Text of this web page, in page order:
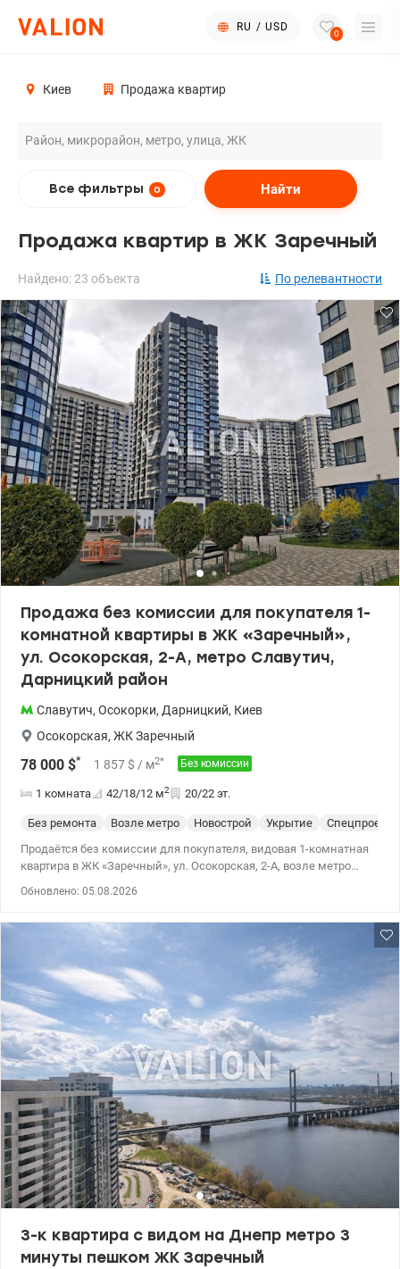
RU / USD
0
Киев Продажа квартир
Все фильтры 0 Найти
Продажа квартир в ЖК Заречный
Найдено: 23 объекта По релевантности
Продажа без комиссии для покупателя 1-
комнатной квартиры в ЖК «Заречный»,
ул. Осокорская, 2-А, метро Славутич,
Дарницкий район
Славутич, Осокорки, Дарницкий, Киев
Осокорская, ЖК Заречный
78 000 $* 1 857 $ / м2* Без комиссии
1 комната 42/18/12 м2 20/22 эт.
Без ремонта Возле метро Новострой Укрытие
Спецпроект
Продаётся без комиссии для покупателя, видовая 1-комнатная
квартира в ЖК «Заречный», ул. Осокорская, 2-А, возле метро
освещение и потрясающие виды. Общая площадь 41,8 м²,
просторная отдельная спальня 17,8 м², кухня 11,7 м², балкон с
выходом как из спальни, так и из кухни. Ухоженная территория,
генераторы в доме, детские и спортивные площадки прямо
возле дома, кофейни, магазины, салоны - всё в пешей
доступности. Современный и уже обжитый район. Идеально для
жизни или сдачи в аренду. Популярная локация, квартира
всегда будет в цене. Рациональная планировка. Удобный выезд
на правый берег. Метро «Славутич» в 10 минутах пешей ходьбы.
Главным бонусом является готовый дизайн-проект. Вы
экономите время и деньги - можно сразу переходить к
реализации стильного интерьера без лишних затрат. Это тот
случай, когда фото не передают главного — атмосферу и виды.
Звоните и приходите на просмотр. Цена 78000 у.е., тел. 063 668 97
67 Дария, valion/1149743
Обновлено: 05.08.2026
3-к квартира с видом на Днепр метро 3
минуты пешком ЖК Заречный